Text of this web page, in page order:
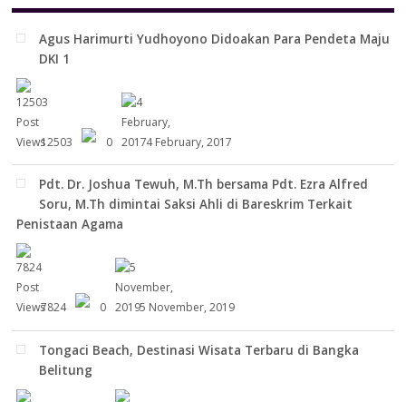
Agus Harimurti Yudhoyono Didoakan Para Pendeta Maju
DKI 1
12503 0 4 February, 2017
Pdt. Dr. Joshua Tewuh, M.Th bersama Pdt. Ezra Alfred
Soru, M.Th dimintai Saksi Ahli di Bareskrim Terkait
Penistaan Agama
7824 0 5 November, 2019
Tongaci Beach, Destinasi Wisata Terbaru di Bangka
Belitung